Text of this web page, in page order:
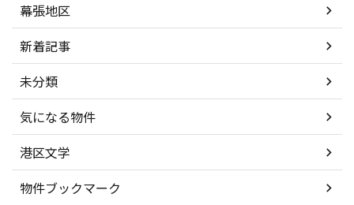
幕張地区
新着記事
未分類
気になる物件
港区文学
物件ブックマーク